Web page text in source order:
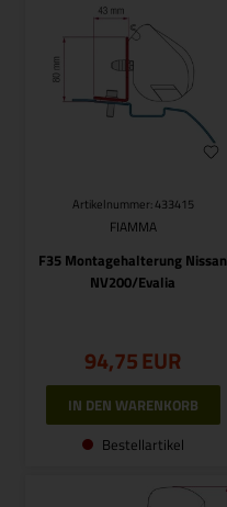
Artikelnummer: 433415
FIAMMA
F35 Montagehalterung Nissan
NV200/Evalia
94,75EUR
Bestellartikel